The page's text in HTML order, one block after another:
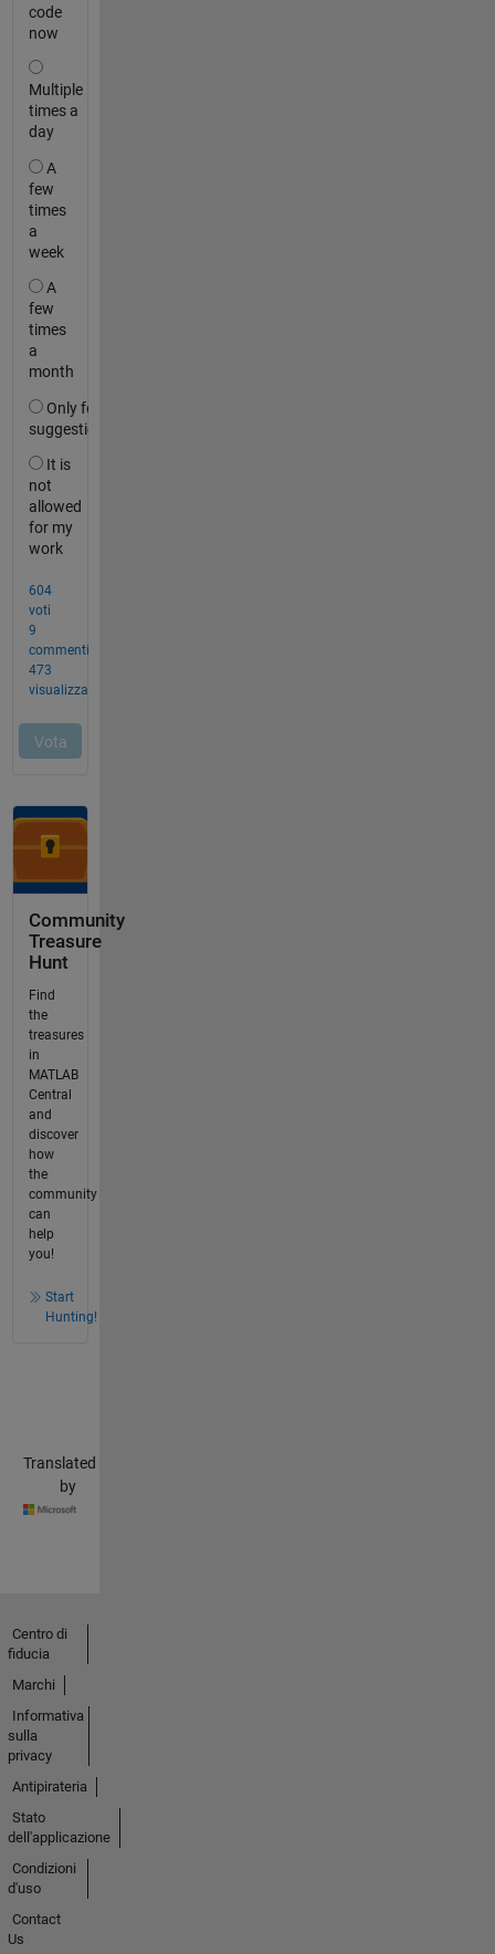
Community
Treasure
Hunt
Find
the
treasures
in
MATLAB
Central
and
discover
how
the
community
can
help
you!
Start
Hunting!
Translated
by
Centro di
fiducia
Marchi
Informativa
sulla
privacy
Antipirateria
Stato
dell'applicazione
Condizioni
d'uso
Contact
Us